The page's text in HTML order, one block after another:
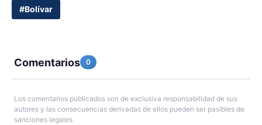
#Bolívar
Comentarios 0
Los comentarios publicados son de exclusiva responsabilidad de sus
autores y las consecuencias derivadas de ellos pueden ser pasibles de
sanciones legales.